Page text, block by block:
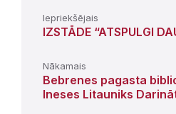
Iepriekšējais
IZSTĀDE “ATSPULGI
Nākamais
Bebrenes pagasta
Ineses Litauniks